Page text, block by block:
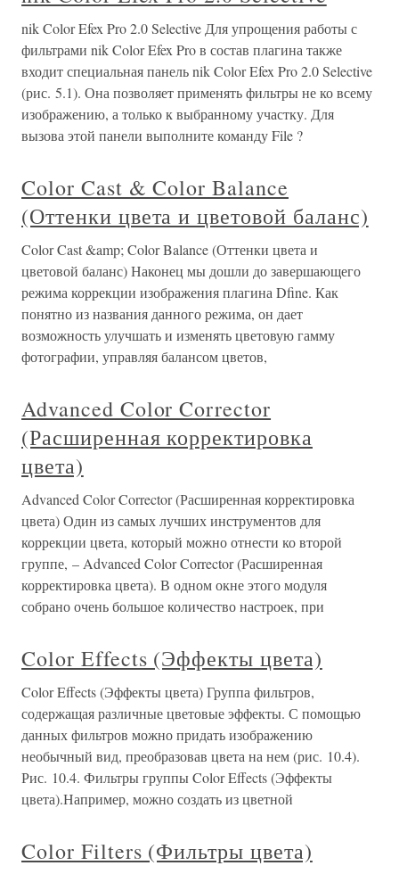
nik Color Efex Pro 2.0 Selective Для упрощения работы с
фильтрами nik Color Efex Pro в состав плагина также
входит специальная панель nik Color Efex Pro 2.0 Selective
(рис. 5.1). Она позволяет применять фильтры не ко всему
изображению, а только к выбранному участку. Для
вызова этой панели выполните команду File ?
Color Cast & Color Balance
(Оттенки цвета и цветовой баланс)
Color Cast &amp; Color Balance (Оттенки цвета и
цветовой баланс) Наконец мы дошли до завершающего
режима коррекции изображения плагина Dfine. Как
понятно из названия данного режима, он дает
возможность улучшать и изменять цветовую гамму
фотографии, управляя балансом цветов,
Advanced Color Corrector
(Расширенная корректировка
цвета)
Advanced Color Corrector (Расширенная корректировка
цвета) Один из самых лучших инструментов для
коррекции цвета, который можно отнести ко второй
группе, – Advanced Color Corrector (Расширенная
корректировка цвета). В одном окне этого модуля
собрано очень большое количество настроек, при
Color Effects (Эффекты цвета)
Color Effects (Эффекты цвета) Группа фильтров,
содержащая различные цветовые эффекты. С помощью
данных фильтров можно придать изображению
необычный вид, преобразовав цвета на нем (рис. 10.4).
Рис. 10.4. Фильтры группы Color Effects (Эффекты
цвета).Например, можно создать из цветной
Color Filters (Фильтры цвета)